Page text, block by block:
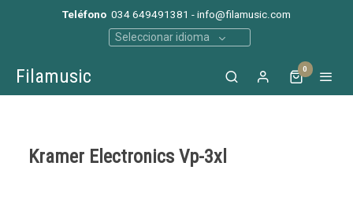
Teléfono 034 649491381 - info@filamusic.com
Seleccionar idioma
Filamusic 0
Kramer Electronics Vp-3xl